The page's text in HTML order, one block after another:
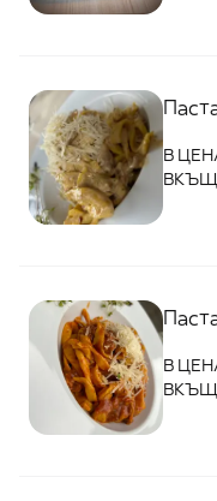
В
В